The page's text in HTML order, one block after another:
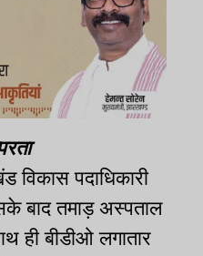
विकास पदाधिकारी
बाद तमाड़ अस्पताल
ही बीडीओ लगातार